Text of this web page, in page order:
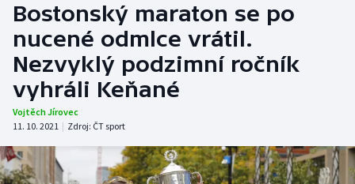
Hokej
Tenis
Atletika
DALŠÍ SPORTY
Bostonský maraton se po
nucené odmlce vrátil.
Nezvyklý podzimní ročník
vyhráli Keňané
Vojtěch Jírovec
11. 10. 2021 | Zdroj: ČT sport